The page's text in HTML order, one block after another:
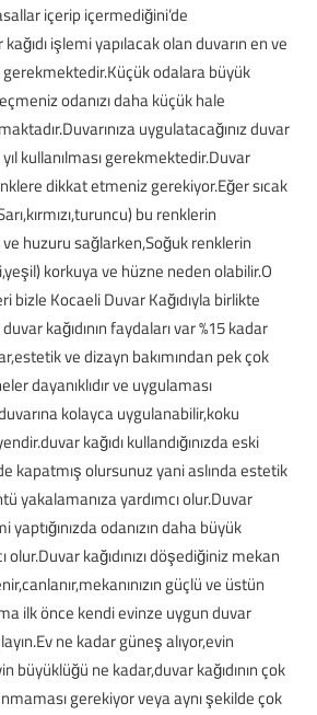
içerip içermediğini’de
kağıdı işlemi yapılacak olan duvarın en ve
odalara büyük
odanızı daha küçük hale
uygulatacağınız duvar
kullanılması gerekmektedir.Duvar
dikkat etmeniz gerekiyor.Eğer sıcak
bu renklerin
huzuru sağlarken,Soğuk renklerin
korkuya ve hüzne neden olabilir.O
bizle Kocaeli Duvar Kağıdıyla birlikte
kağıdının faydaları var %15 kadar
ve dizayn bakımından pek çok
dayanıklıdır ve uygulaması
kolayca uygulanabilir,koku
kağıdı kullandığınızda eski
kapatmış olursunuz yani aslında estetik
yakalamanıza yardımcı olur.Duvar
yaptığınızda odanızın daha büyük
kağıdınızı döşediğiniz mekan
güçlü ve üstün
ilk önce kendi evinze uygun duvar
ne kadar güneş alıyor,evin
büyüklüğü ne kadar,duvar kağıdının çok
gerekiyor veya aynı şekilde çok